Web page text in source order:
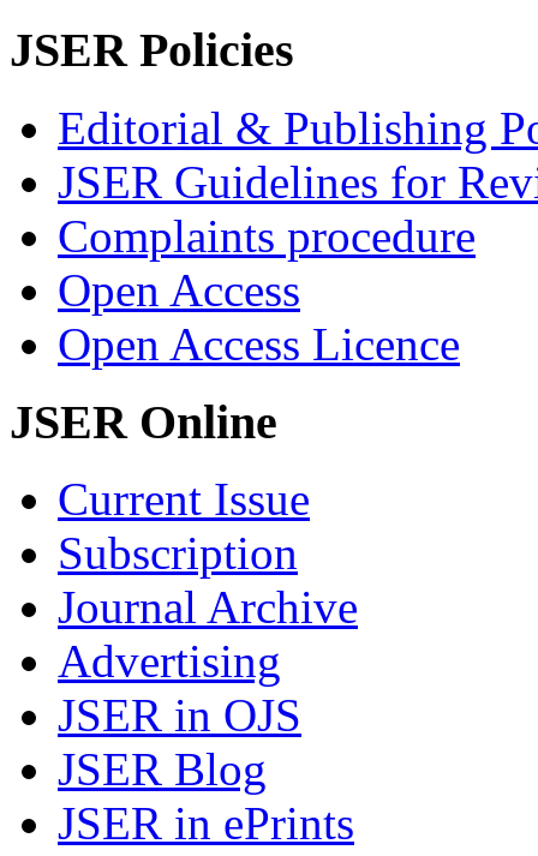
JSER Policies
Editorial & Publishing
JSER Guidelines for
Complaints procedure
Open Access
Open Access Licence
JSER Online
Current Issue
Subscription
Journal Archive
Advertising
JSER in OJS
JSER Blog
JSER in ePrints